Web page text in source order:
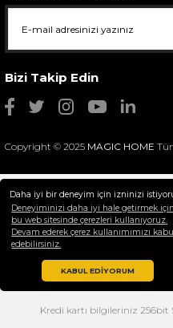
Daha iyi bir deneyim için izninizi
Deneyiminizi daha iyi hale getirmek için
bu web sitesinde çerezleri kullanıyoruz.
Devam ederek çerez kullanımımızı
edebilirsiniz.
KABUL EDİYORUM
Selim Dekor Chain 15x20
1.595,00 TL
Bizi Takip Edin
Copyright © 2025 MAGIC HOME
Kredi kartı bilgileriniz 256bit